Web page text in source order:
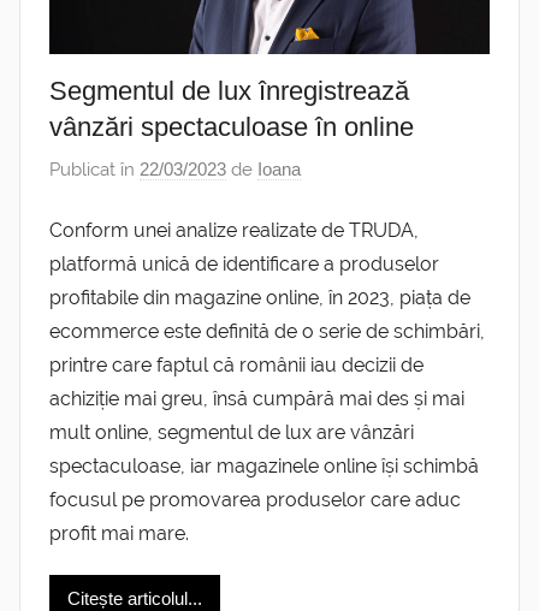
Segmentul de lux înregistrează
vânzări spectaculoase în online
Publicat în 22/03/2023 de Ioana
Conform unei analize realizate de TRUDA,
platformă unică de identificare a produselor
profitabile din magazine online, în 2023, piața de
ecommerce este definită de o serie de schimbări,
printre care faptul că românii iau decizii de
achiziție mai greu, însă cumpără mai des și mai
mult online, segmentul de lux are vânzări
spectaculoase, iar magazinele online își schimbă
focusul pe promovarea produselor care aduc
profit mai mare.
Citește articolul...